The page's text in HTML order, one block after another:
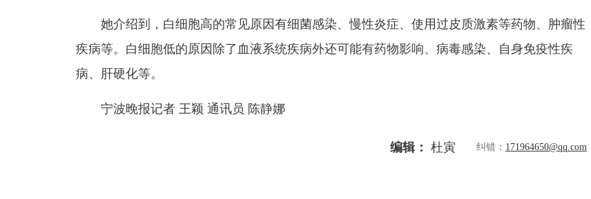
她介绍到，白细胞高的常见原因有细菌感染、慢性炎症、使用过皮质激素等药物、肿瘤性
疾病等。白细胞低的原因除了血液系统疾病外还可能有药物影响、病毒感染、自身免疫性疾
病、肝硬化等。
宁波晚报记者 王颖 通讯员 陈静娜
编辑： 杜寅 纠错： 171964650@qq.com